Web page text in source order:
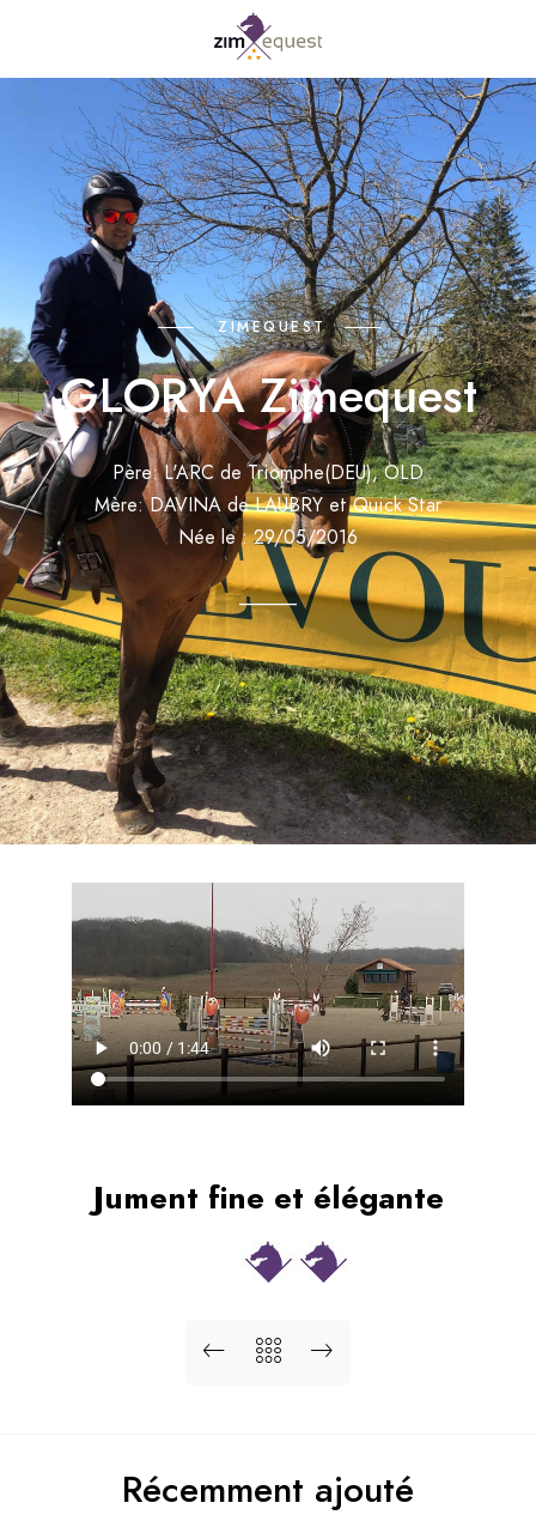
ZIMEQUEST
GLORYA Zimequest
Père: L'ARC de Triomphe(DEU), OLD
Mère: DAVINA de LAUBRY et Quick Star
Née le : 29/05/2016
______
Jument fine et élégante
Récemment ajouté